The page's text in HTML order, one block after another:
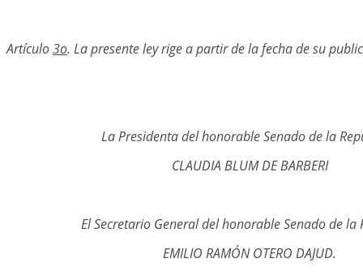
Artículo3o. La presente ley rige a partir de la fecha de su
La Presidenta del honorable Senado de la
CLAUDIA BLUM DE BARBERI
El Secretario General del honorable Senado de la
EMILIO RAMÓN OTERO DAJUD.